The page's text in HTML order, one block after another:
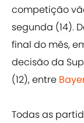
competição
segunda (14).
final do mês,
decisão da
(12), entre
Todas as